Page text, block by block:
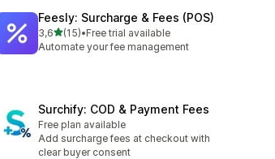
Feesly: Surcharge & Fees (POS)
3,6av 5 stjerner
(15)
Totalt 15 omtaler
•Free trial available
Automate your fee management
Surchify: COD & Payment Fees
Free plan available
Add surcharge fees at checkout with
clear buyer consent